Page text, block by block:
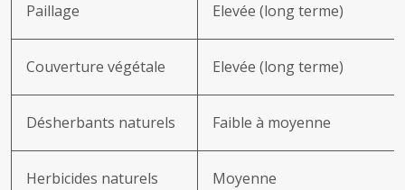
Paillage Elevée (long terme)
Couverture végétale Elevée (long terme)
Désherbants naturels Faible à moyenne
Herbicides naturels Moyenne